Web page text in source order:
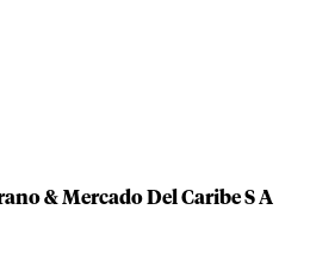
& Mercado Del Caribe S A